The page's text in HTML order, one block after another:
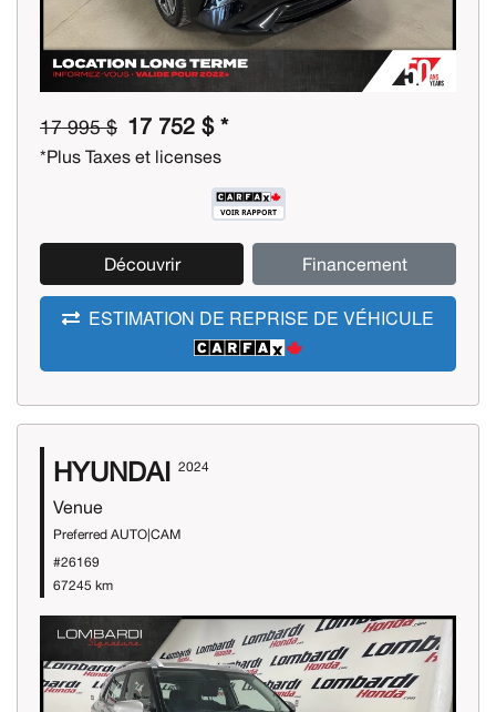
17 995 $ 17 752 $ *
*Plus Taxes et licenses
Découvrir Financement
ESTIMATION DE REPRISE DE VÉHICULE
HYUNDAI 2024
Venue
Preferred AUTO|CAM
#26169
67245 km